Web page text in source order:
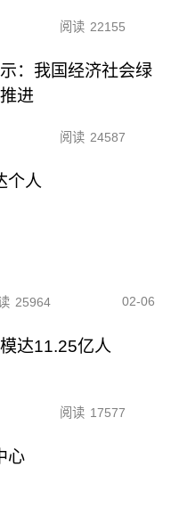
阅读 22155
：我国经济社会绿
进
阅读 24587
个人
25964 02-06
达11.25亿人
阅读 17577
心